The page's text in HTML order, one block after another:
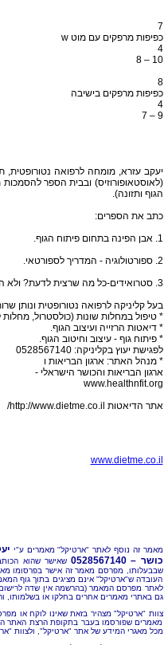
7
כפיפות מרפקים עם מוט w
4
10 – 8
8
כפיפות מרפקים בישיבה
4
9 – 7
יעקב עזרא, מומחה לרפואה נטורופטית,
(לאוסטאופורוזיס) ובבית הספר להסמכות
הגוף ותזונה).
כתב את הספרים:
1. אבן הפינה בתחום פיתוח הגוף.
2. ספורטולוגיה - המדריך לספורטאי.
3. סטרואידים-כל מה שרצית לדעת? ולא העזת לשאות!
בעל קליניקה לרפואה נטורופטית ונותן
* טיפול במחלות שונות (כולסטרול, מחלות
* דיאטות הרזייה ועיצוב הגוף.
* פיתוח גוף - עיצוב וחיטוב הגוף.
לפגישת יעוץ בקליניקה: 0528567140
* מנהל האתר: ארגון הבריאות ו
ארגון הבריאות והכושר הישראלי -
www.healthnfit.org
אתר הדיאטות http://www.dietme.co.il/
www.dietme.co.il
מאמר זה נוסף לאתר "ארטיקל" מאמרים ע"י
כושר – 0528567140
שאישר שהוא
שבבעלותו, מפרסם מאמר זה אישר בפרסומו
העובדה ש"ארטיקל" אינם מציגים בתוך גוף
לאתר מפרסם המאמר (בהרשמה אין שדה
גם באתרי מאמרים אחרים בחלקו או בשלמותו,
צוות "ארטיקל" מצהיר בזאת שאינו לוקח או
מאמרים שפורסמו בעבר בתקופת הרצת האתר
מכל מאגרי המידע של אתר "ארטיקל", ולצוות